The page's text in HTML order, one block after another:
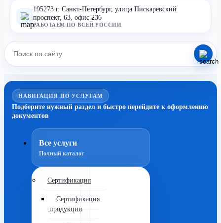
195273 г. Санкт-Петербург, улица Пискарёвский
проспект, 63, офис 236
РАБОТАЕМ ПО ВСЕЙ РОССИИ
НАВИГАЦИЯ ПО УСЛУГАМ
Подберите нужный раздел и быстро перейдите к оформлению
документов
Все услуги
Полный каталог
Сертификация
Сертификация
продукции